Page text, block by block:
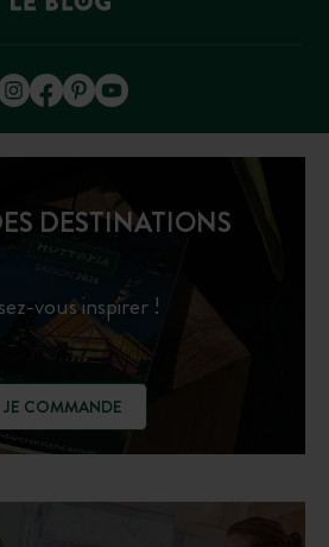
DESTINATIONS
vous inspirer !
JE COMMANDE